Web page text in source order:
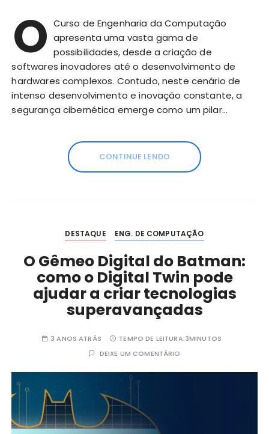
O Curso de Engenharia da Computação
apresenta uma vasta gama de
possibilidades, desde a criação de
softwares inovadores até o desenvolvimento de
hardwares complexos. Contudo, neste cenário de
intenso desenvolvimento e inovação constante, a
segurança cibernética emerge como um pilar…
CONTINUE LENDO
DESTAQUE ENG. DE COMPUTAÇÃO
O Gêmeo Digital do Batman:
como o Digital Twin pode
ajudar a criar tecnologias
superavançadas
3 ANOS ATRÁS TEMPO DE LEITURA:3MINUTOS
DEIXE UM COMENTÁRIO